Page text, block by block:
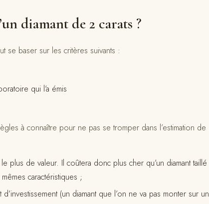
diamant de 2 carats ?
se baser sur les critères suivants :
qui l’a émis
à connaître pour ne pas se tromper dans l’estimation de
plus de valeur. Il coûtera donc plus cher qu’un diamant taillé
caractéristiques ;
(un diamant que l’on ne va pas monter sur un